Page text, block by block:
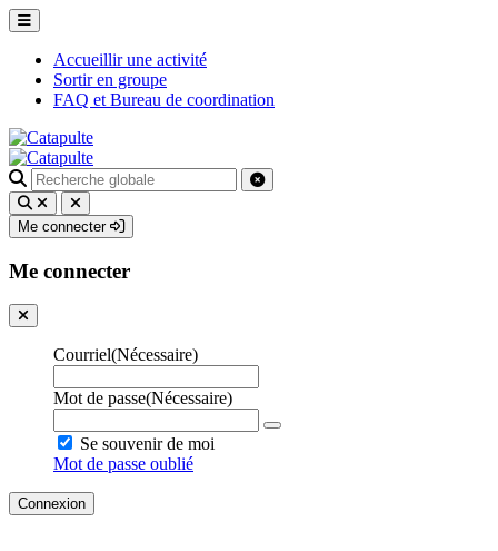
Accueillir une activité
Sortir en groupe
FAQ et Bureau de coordination
Recherche
pour
:
Me connecter
Me connecter
Courriel(Nécessaire)
Mot de passe(Nécessaire)
Se souvenir de moi
Mot de passe oublié